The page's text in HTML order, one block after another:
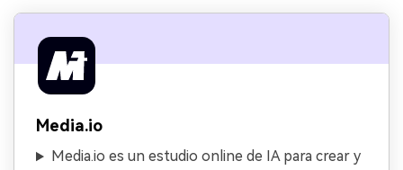
Media.io
Media.io es un estudio online de IA para crear y